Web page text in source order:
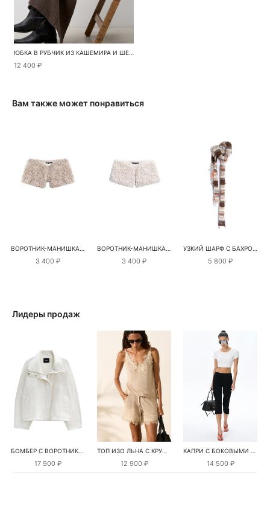
ЮБКА В РУБЧИК ИЗ КАШЕМИРА И ШЕРСТИ
12 400 ₽
Вам также может понравиться
ВОРОТНИК-МАНИШКА ИЗ ЭКОМЕХА
3 400 ₽
ВОРОТНИК-МАНИШКА ИЗ ЭКОМЕХА
3 400 ₽
УЗКИЙ ШАРФ С БАХРОМОЙ
5 800 ₽
Лидеры продаж
БОМБЕР С ВОРОТНИКОМ-СТОЙКОЙ
17 900 ₽
ТОП ИЗО ЛЬНА С КРУЖЕВОМ
12 900 ₽
КАПРИ С БОКОВЫМИ РАЗРЕЗАМИ
14 500 ₽